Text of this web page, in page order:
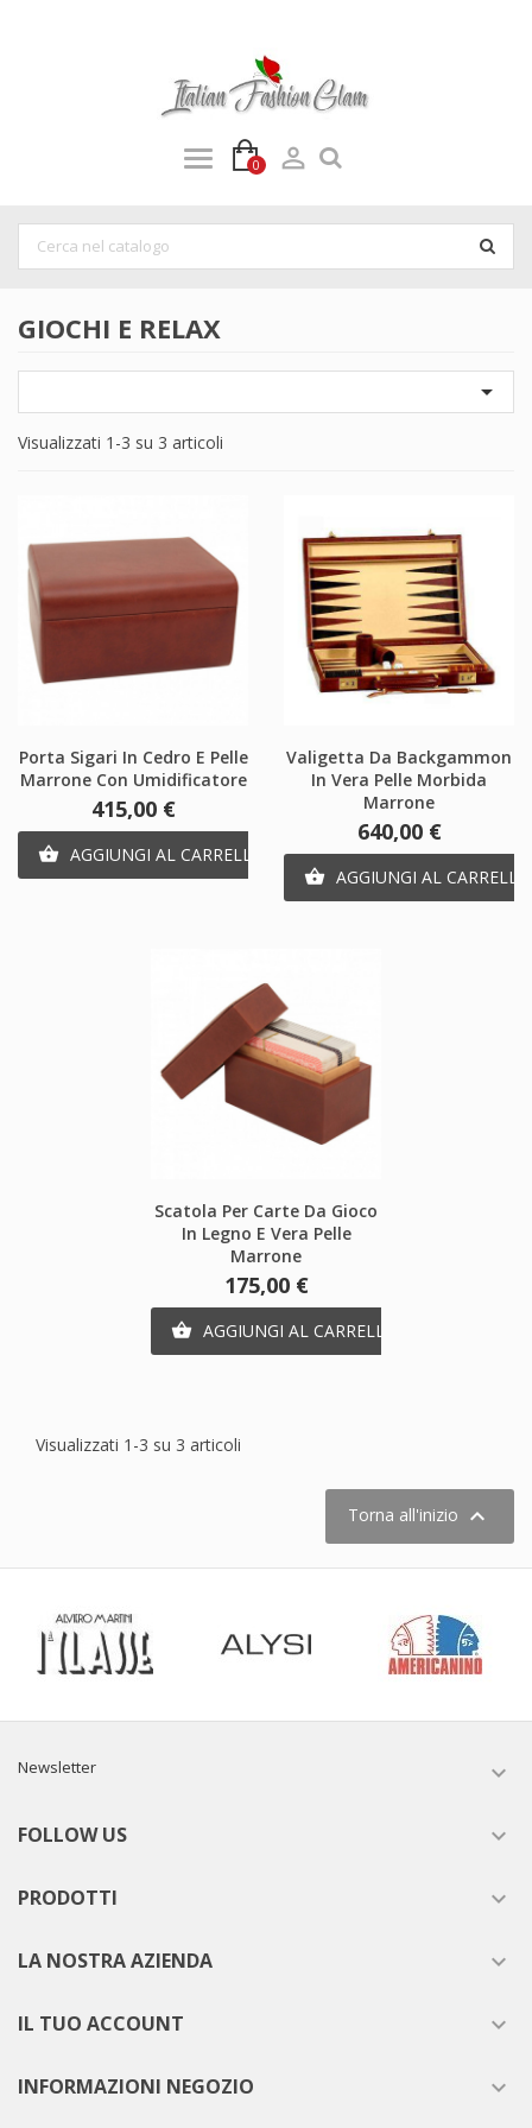
0 
GIOCHI E RELAX

Visualizzati 1-3 su 3 articoli
Porta Sigari In Cedro E Pelle
Marrone Con Umidificatore
Prezzo
415,00 €
 AGGIUNGI AL CARRELLO
Valigetta Da Backgammon
In Vera Pelle Morbida
Marrone
Prezzo
640,00 €
 AGGIUNGI AL CARRELLO
Scatola Per Carte Da Gioco
In Legno E Vera Pelle
Marrone
Prezzo
175,00 €
 AGGIUNGI AL CARRELLO
Visualizzati 1-3 su 3 articoli
Torna all'inizio 
Newsletter 
FOLLOW US 
PRODOTTI 
LA NOSTRA AZIENDA 
IL TUO ACCOUNT 
INFORMAZIONI NEGOZIO 